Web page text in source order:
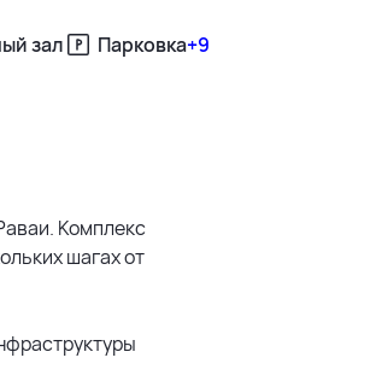
зал Парковка+9
Комплекс
шагах от
1500 м
5 км